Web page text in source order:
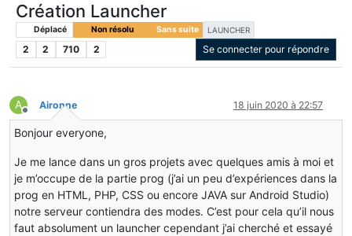
Création Launcher
Déplacé Non résolu Sans suite LAUNCHER
2 2 710 2 Se connecter pour répondre
A
Hors-ligne
Aironne 18 juin 2020 à 22:57
Bonjour everyone,
Je me lance dans un gros projets avec quelques amis à moi et
je m’occupe de la partie prog (j’ai un peu d’expériences dans la
prog en HTML, PHP, CSS ou encore JAVA sur Android Studio)
notre serveur contiendra des modes. C’est pour cela qu’il nous
faut absolument un launcher cependant j’ai cherché et essayé